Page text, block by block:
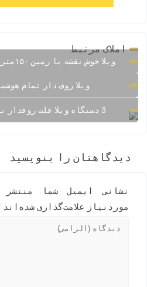
املاک مرتبط
ویلا خوش نقشه با زمین ۱۵۰متر بنا ۱۲۰متر ۲ خواب مستر
ویلا روف دار تمام هوشمند با 240
3 دستگاه ویلا فلت روفدار با دو خواب عالی و مستر
دیدگاهتان را بنویسید
نشانی ایمیل شما منتشر
موردنیاز علامت‌گذاری شده‌اند